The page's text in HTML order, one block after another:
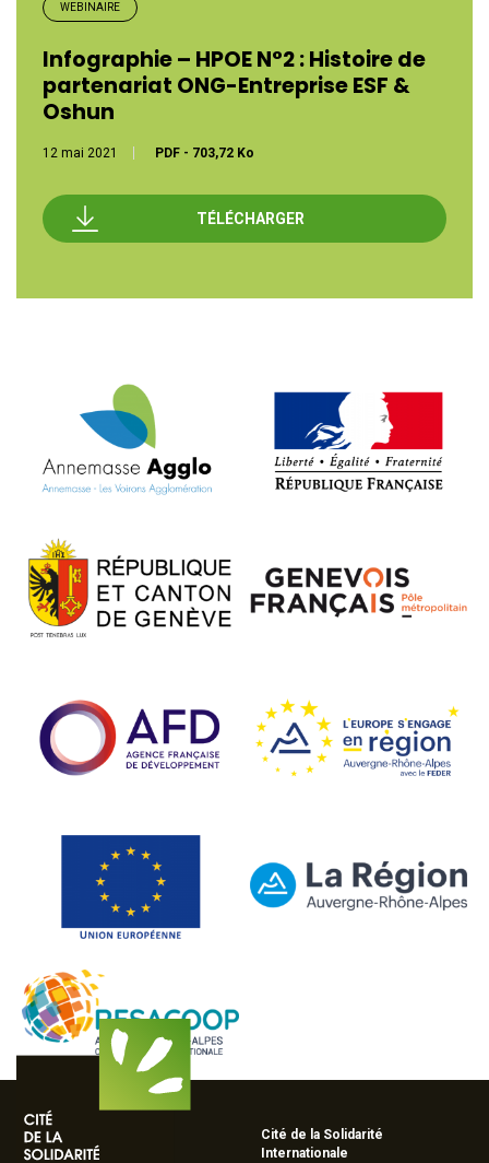
WEBINAIRE
Infographie – HPOE N°2 : Histoire de
partenariat ONG-Entreprise ESF &
Oshun
12 mai 2021 PDF - 703,72 Ko
TÉLÉCHARGER
Cité de la Solidarité
Internationale